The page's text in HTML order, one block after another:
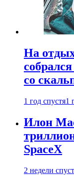
На
со
1 год спустя1
Илон
SpaceX
2 недели